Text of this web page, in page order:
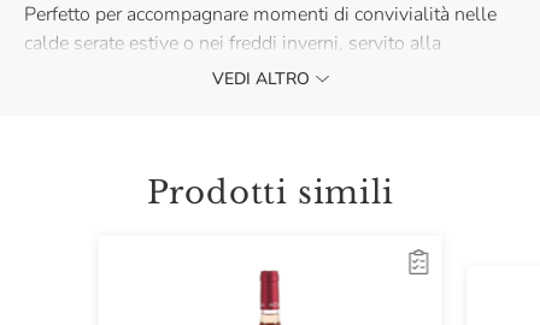
Perfetto per accompagnare momenti di convivialità nelle
calde serate estive o nei freddi inverni, servito alla
temperatura ideale di 8-10°C in estate e 12°C in inverno.
invitiamo a verificare le informazioni riportate sul prodotto
VEDI ALTRO
Prodotti simili